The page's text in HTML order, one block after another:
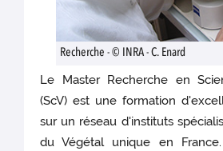
Recherche - © INRA - C. Enard
Le Master Recherche en
(ScV) est une formation
sur un réseau d'instituts
du Végétal unique en